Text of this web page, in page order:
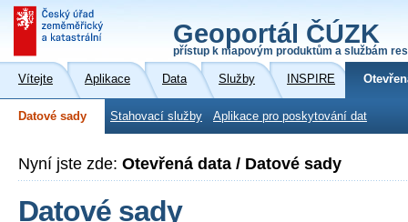
Geoportál ČÚZK
přístup k mapovým produktům a službám
Vítejte Aplikace Data Služby INSPIRE
Datové sady Stahovací služby Aplikace pro poskytování dat
Nyní jste zde: Otevřená data / Datové sady
Datové sady